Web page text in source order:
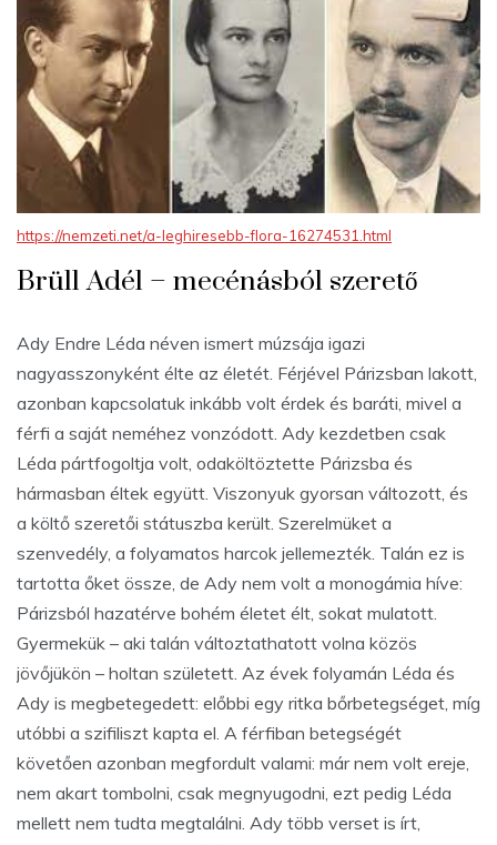
https://nemzeti.net/a-leghiresebb-flora-16274531.html
Brüll Adél – mecénásból szerető
Ady Endre Léda néven ismert múzsája igazi
nagyasszonyként élte az életét. Férjével Párizsban lakott,
azonban kapcsolatuk inkább volt érdek és baráti, mivel a
férfi a saját neméhez vonzódott. Ady kezdetben csak
Léda pártfogoltja volt, odaköltöztette Párizsba és
hármasban éltek együtt. Viszonyuk gyorsan változott, és
a költő szeretői státuszba került. Szerelmüket a
szenvedély, a folyamatos harcok jellemezték. Talán ez is
tartotta őket össze, de Ady nem volt a monogámia híve:
Párizsból hazatérve bohém életet élt, sokat mulatott.
Gyermekük – aki talán változtathatott volna közös
jövőjükön – holtan született. Az évek folyamán Léda és
Ady is megbetegedett: előbbi egy ritka bőrbetegséget, míg
utóbbi a szifiliszt kapta el. A férfiban betegségét
követően azonban megfordult valami: már nem volt ereje,
nem akart tombolni, csak megnyugodni, ezt pedig Léda
mellett nem tudta megtalálni. Ady több verset is írt,